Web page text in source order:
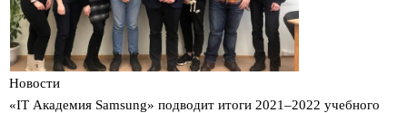
Новости
«IT Академия Samsung» подводит итоги 2021–2022 учебного